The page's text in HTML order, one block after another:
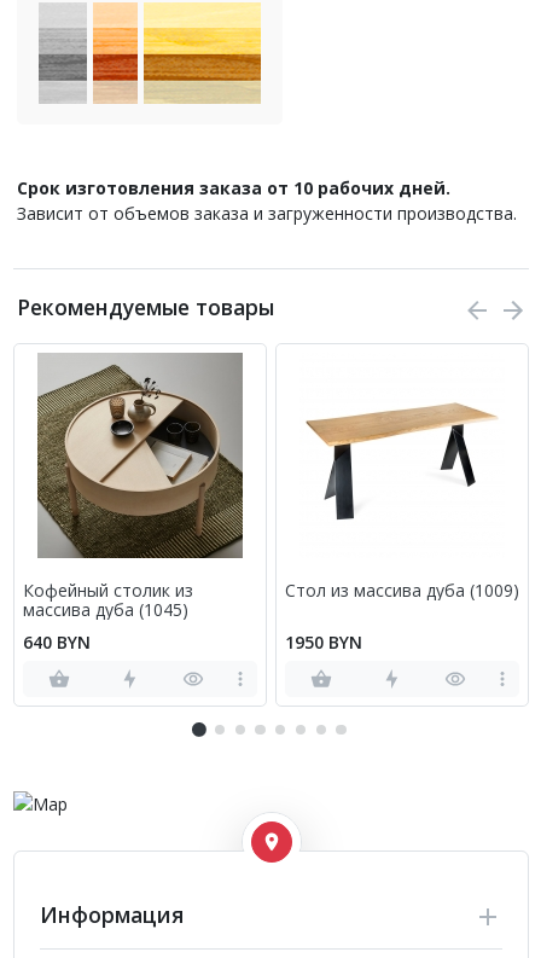
Срок изготовления заказа от 10 рабочих дней.
Зависит от объемов заказа и загруженности производства.
Рекомендуемые товары
Кофейный столик из
массива дуба (1045)
640 BYN
Стол из массива дуба (1009)
1950 BYN
Информация